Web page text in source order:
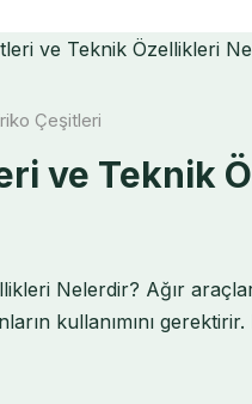
Çeşitleri
ve Teknik
Nelerdir? Ağır
kullanımını